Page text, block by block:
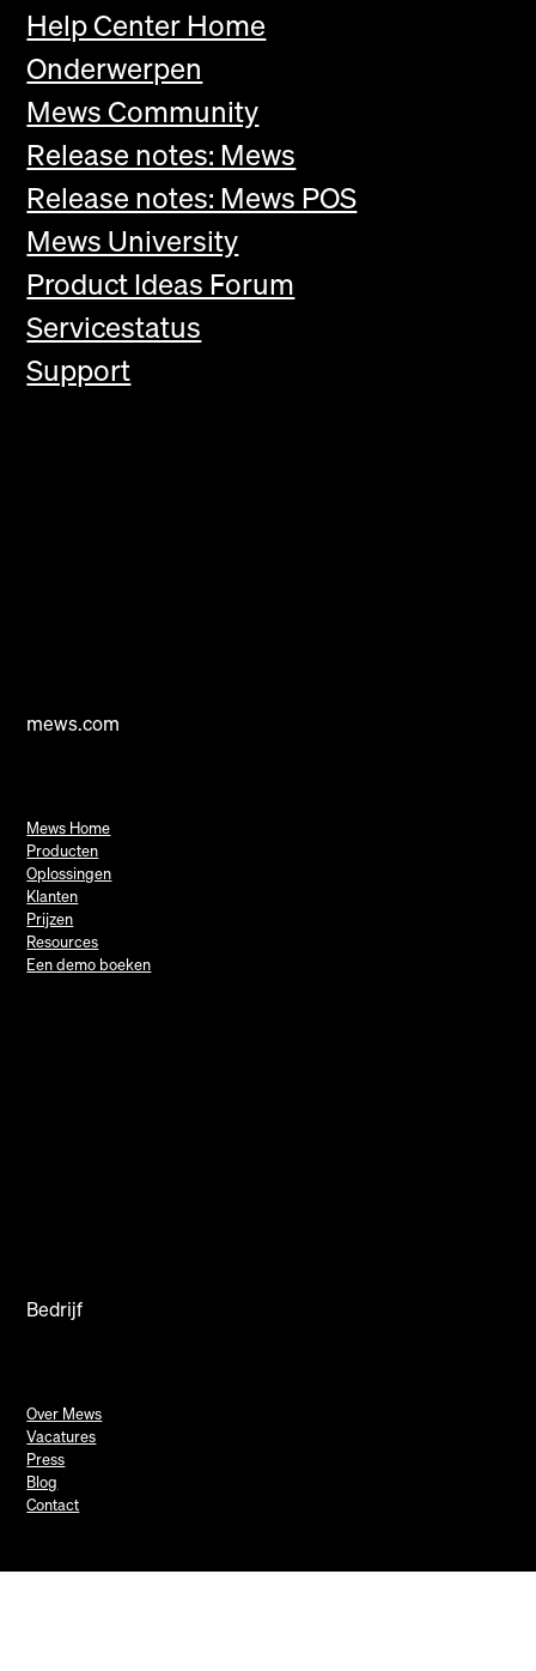
Help Center Home
Onderwerpen
Mews Community
Release notes: Mews
Release notes: Mews POS
Mews University
Product Ideas Forum
Servicestatus
Support
mews.com
Mews Home
Producten
Oplossingen
Klanten
Prijzen
Resources
Een demo boeken
Bedrijf
Over Mews
Vacatures
Press
Blog
Contact